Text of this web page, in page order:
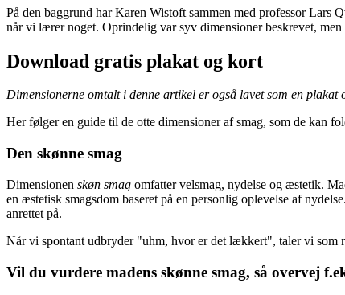
På den baggrund har Karen Wistoft sammen med professor Lars
når vi lærer noget. Oprindelig var syv dimensioner beskrevet,
Download gratis plakat og kort
Dimensionerne omtalt i denne artikel er også lavet som en
Her følger en guide til de otte dimensioner af smag, som de kan
Den skønne smag
Dimensionen skøn smag omfatter velsmag, nydelse og æstetik.
en æstetisk smagsdom baseret på en personlig oplevelse af
anrettet på.
Når vi spontant udbryder "uhm, hvor er det lækkert", taler vi som
Vil du vurdere madens skønne smag, så overvej